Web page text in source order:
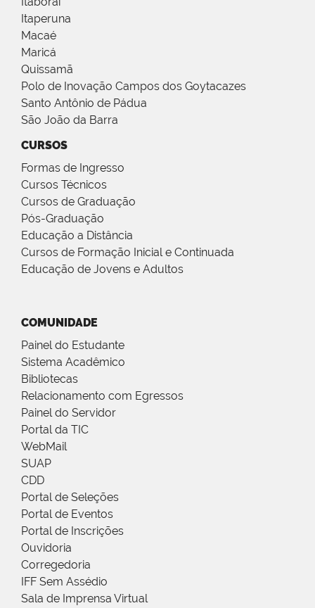
Itaperuna
Macaé
Maricá
Quissamã
Polo de Inovação Campos dos Goytacazes
Santo Antônio de Pádua
São João da Barra
CURSOS
Formas de Ingresso
Cursos Técnicos
Cursos de Graduação
Pós-Graduação
Educação a Distância
Cursos de Formação Inicial e Continuada
Educação de Jovens e Adultos
COMUNIDADE
Painel do Estudante
Sistema Acadêmico
Bibliotecas
Relacionamento com Egressos
Painel do Servidor
Portal da TIC
WebMail
SUAP
CDD
Portal de Seleções
Portal de Eventos
Portal de Inscrições
Ouvidoria
Corregedoria
IFF Sem Assédio
Sala de Imprensa Virtual